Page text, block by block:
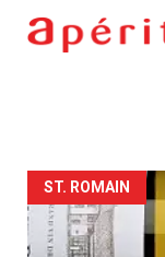
ST. ROMAIN